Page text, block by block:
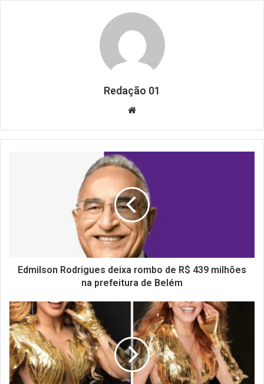
Redação 01
Website
Edmilson Rodrigues deixa rombo de R$ 439 milhões
na prefeitura de Belém